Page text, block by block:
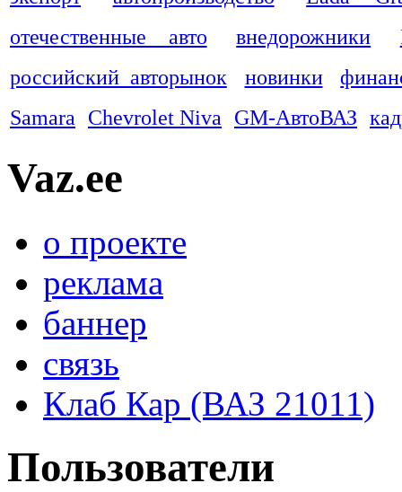
отечественные авто
внедорожники
российский авторынок
новинки
Samara
Chevrolet Niva GM-АвтоВАЗ
Vaz.ee
о проекте
реклама
баннер
связь
Клаб Кар (ВАЗ 21011)
Пользователи